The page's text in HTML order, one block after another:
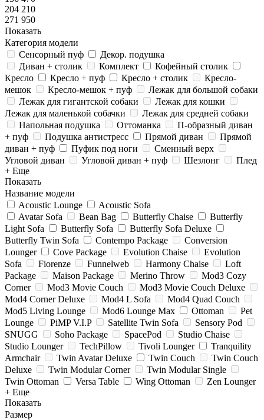
204 210
271 950
Показать
Категория модели
Сенсорный пуф
Декор. подушка
Диван + столик
Комплект
Кофейный столик
Кресло
Кресло + пуф Кресло + столик
Кресло-
мешок
Кресло-мешок + пуф
Лежак для большой собаки
Лежак для гигантской собаки
Лежак для кошки
Лежак для маленькой собачки
Лежак для средней собаки
Напольная подушка
Оттоманка
П-образный диван
+ пуф
Подушка антистресс Прямой диван
Прямой
диван + пуф
Пуфик под ноги
Сменный верх
Угловой диван
Угловой диван + пуф Шезлонг
Плед
+ Еще
Показать
Название модели
Acoustic Lounge
Acoustic Sofa
Avatar Sofa
Bean Bag Butterfly Chaise
Butterfly
Light Sofa
Butterfly Sofa
Butterfly Sofa Deluxe
Butterfly Twin Sofa
Contempo Package
Conversion
Lounger
Cove Package Evolution Chaise
Evolution
Sofa
Fiorenze Funnelweb Harmony Chaise
Loft
Package
Maison Package Merino Throw
Mod3 Cozy
Corner
Mod3 Movie Couch
Mod3 Movie Couch Deluxe
Mod4 Corner Deluxe
Mod4 L Sofa
Mod4 Quad Couch
Mod5 Living Lounge
Mod6 Lounge Max Ottoman
Pet
Lounge
PiMP V.I.P Satellite Twin Sofa
Sensory Pod
SNUGG
Soho Package SpacePod
Studio Chaise
Studio Lounger
TechPillow Tivoli Lounger
Tranquility
Armchair
Twin Avatar Deluxe Twin Couch
Twin Couch
Deluxe
Twin Modular Corner
Twin Modular Single
Twin Ottoman
Versa Table Wing Ottoman
Zen Lounger
+ Еще
Показать
Размер